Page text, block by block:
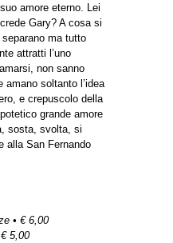
amore eterno. Lei
Gary? A cosa si
ma tutto
attratti l’uno
non sanno
soltanto l’idea
e crepuscolo della
grande amore
sosta, svolta, si
alla San Fernando
• € 6,00
5,00